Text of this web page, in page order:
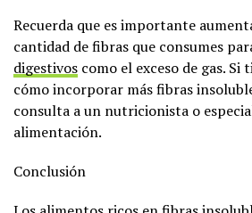
Recuerda que es importante
cantidad de fibras que consumes
digestivos como el exceso de gas. Si
cómo incorporar más fibras
consulta a un nutricionista o
alimentación.
Conclusión